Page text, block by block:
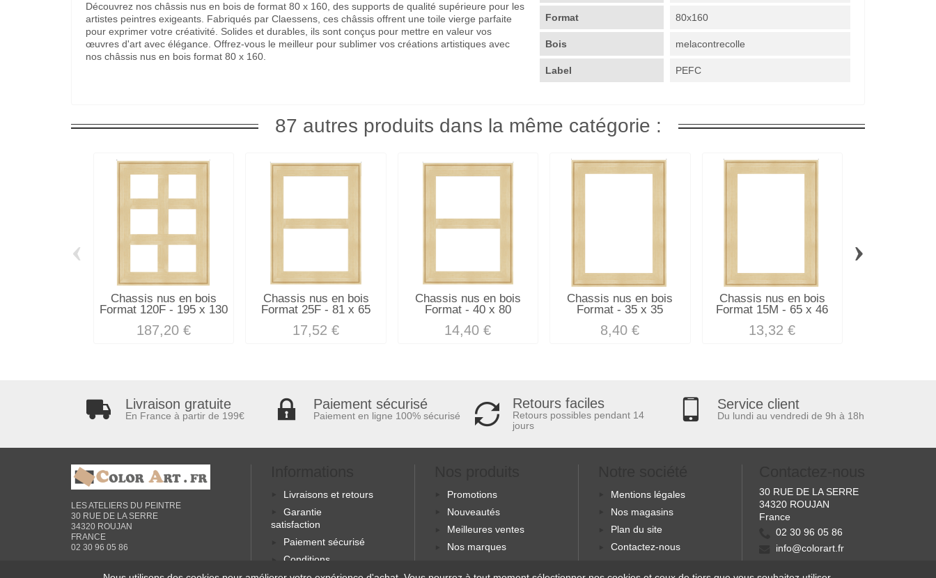
Découvrez nos châssis nus en bois de format 80 x 160, des supports de qualité supérieure pour les
artistes peintres exigeants. Fabriqués par Claessens, ces châssis offrent une toile vierge parfaite
pour exprimer votre créativité. Solides et durables, ils sont conçus pour mettre en valeur vos
œuvres d'art avec élégance. Offrez-vous le meilleur pour sublimer vos créations artistiques avec
nos châssis nus en bois format 80 x 160.
Format 80x160
Bois melacontrecolle
Label PEFC
87 autres produits dans la même catégorie :
Chassis nus en bois
Format 120F - 195 x 130
187,20 €
Chassis nus en bois
Format 25F - 81 x 65
17,52 €
Chassis nus en bois
Format - 40 x 80
14,40 €
Chassis nus en bois
Format - 35 x 35
8,40 €
Chassis nus en bois
Format 15M - 65 x 46
13,32 €
‹ ›
Livraison gratuite
En France à partir de 199€
Paiement sécurisé
Paiement en ligne 100% sécurisé
Retours faciles
Retours possibles pendant 14
jours
Service client
Du lundi au vendredi de 9h à 18h
LES ATELIERS DU PEINTRE
30 RUE DE LA SERRE
34320 ROUJAN
FRANCE
02 30 96 05 86
Livraisons et retours
Garantie
satisfaction
Paiement sécurisé
Conditions
générales
Promotions
Nouveautés
Meilleures ventes
Nos marques
Mentions légales
Nos magasins
Plan du site
Contactez-nous
30 RUE DE LA SERRE
34320 ROUJAN
France
02 30 96 05 86
info@colorart.fr